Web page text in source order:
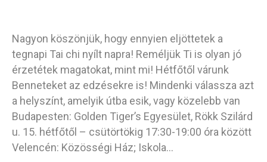
Nagyon köszönjük, hogy ennyien eljöttetek a
tegnapi Tai chi nyílt napra! Reméljük Ti is olyan jó
érzetétek magatokat, mint mi! Hétfőtől várunk
Benneteket az edzésekre is! Mindenki válassza azt
a helyszínt, amelyik útba esik, vagy közelebb van
Budapesten: Golden Tiger’s Egyesület, Rökk Szilárd
u. 15. hétfőtől – csütörtökig 17:30-19:00 óra között
Velencén: Közösségi Ház; Iskola…